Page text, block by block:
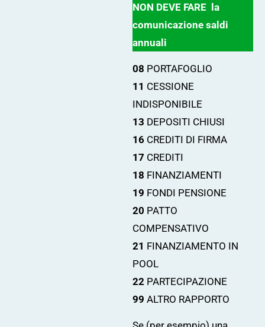
NON DEVE FARE la
comunicazione saldi
annuali
08 PORTAFOGLIO
11 CESSIONE
INDISPONIBILE
13 DEPOSITI CHIUSI
16 CREDITI DI FIRMA
17 CREDITI
18 FINANZIAMENTI
19 FONDI PENSIONE
20 PATTO
COMPENSATIVO
21 FINANZIAMENTO IN
POOL
22 PARTECIPAZIONE
99 ALTRO RAPPORTO